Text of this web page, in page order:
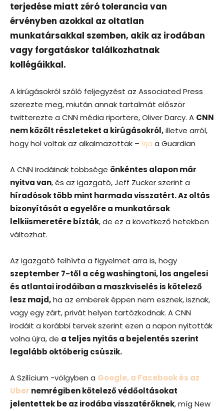
terjedése miatt zéró tolerancia van
érvényben azokkal az oltatlan
munkatársakkal szemben, akik az irodában
vagy forgatáskor találkozhatnak
kollégáikkal.
A kirúgásokról szóló feljegyzést az Associated Press
szerezte meg, miután annak tartalmát először
twitterezte a CNN média riportere, Oliver Darcy. A CNN
nem közölt részleteket a kirúgásokról,illetve arról,
hogy hol voltak az alkalmazottak – írja a Guardian
A CNN irodáinak többsége önkéntes alapon már
nyitva van, és az igazgató, Jeff Zucker szerint a
híradósok több mint harmada visszatért. Az oltás
bizonyítását a egyelőre a munkatársak
lelkiismeretére bízták, de ez a következő hetekben
változhat.
Az igazgató felhívta a figyelmet arra is, hogy
szeptember 7-től a cég washingtoni, los angelesi
és atlantai irodáiban a maszkviselés is kötelező
lesz majd,ha az emberek éppen nem esznek, isznak,
vagy egy zárt, privát helyen tartózkodnak. A CNN
irodáit a korábbi tervek szerint ezen a napon nyitották
volna újra, de a teljes nyitás a bejelentés szerint
legalább októberig csúszik.
A Szilícium -völgyben a Google, a Facebook és az
Uber nemrégiben kötelező védőoltásokat
jelentettek be az irodába visszatérőknek, míg New